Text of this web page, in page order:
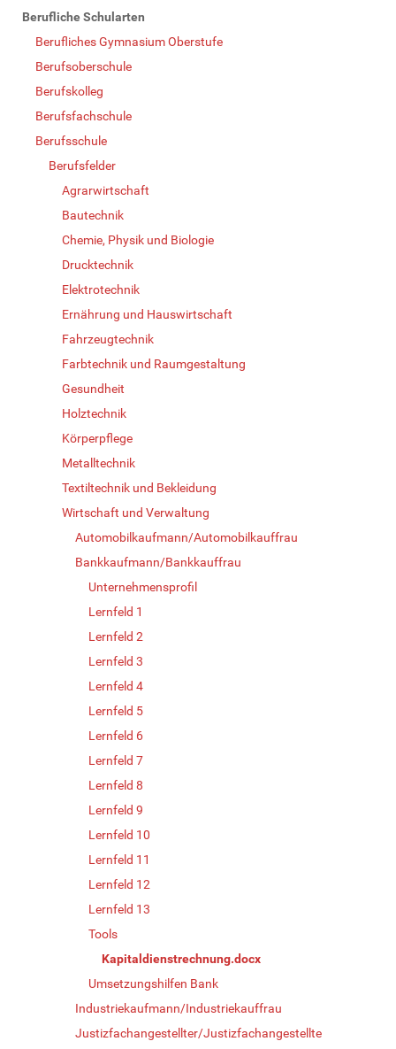
Berufliche Schularten
Berufliches Gymnasium Oberstufe
Berufsoberschule
Berufskolleg
Berufsfachschule
Berufsschule
Berufsfelder
Agrarwirtschaft
Bautechnik
Chemie, Physik und Biologie
Drucktechnik
Elektrotechnik
Ernährung und Hauswirtschaft
Fahrzeugtechnik
Farbtechnik und Raumgestaltung
Gesundheit
Holztechnik
Körperpflege
Metalltechnik
Textiltechnik und Bekleidung
Wirtschaft und Verwaltung
Automobilkaufmann/Automobilkauffrau
Bankkaufmann/Bankkauffrau
Unternehmensprofil
Lernfeld 1
Lernfeld 2
Lernfeld 3
Lernfeld 4
Lernfeld 5
Lernfeld 6
Lernfeld 7
Lernfeld 8
Lernfeld 9
Lernfeld 10
Lernfeld 11
Lernfeld 12
Lernfeld 13
Tools
Kapitaldienstrechnung.docx
Umsetzungshilfen Bank
Industriekaufmann/Industriekauffrau
Justizfachangestellter/Justizfachangestellte